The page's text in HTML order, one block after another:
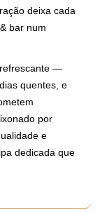
deixa cada
bar num
—
quentes, e
por
e
dedicada que